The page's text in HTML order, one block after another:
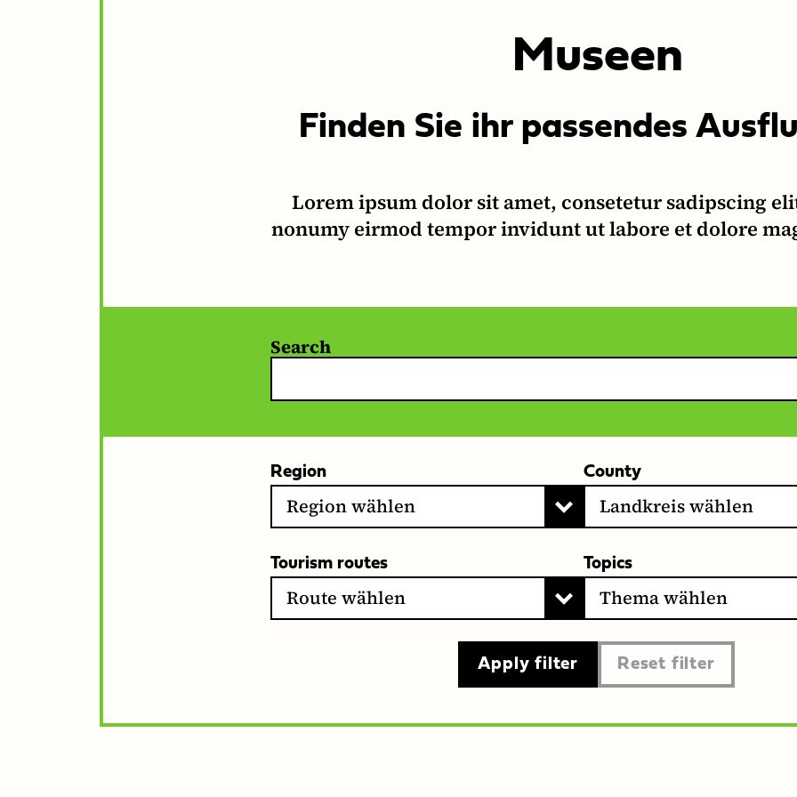
Museen
Finden Sie ihr passendes
Lorem ipsum dolor sit amet, consetetur sadipscing
nonumy eirmod tempor invidunt ut labore et dolore
Search
Region County
Tourism routes Topics
Apply filter Reset filter